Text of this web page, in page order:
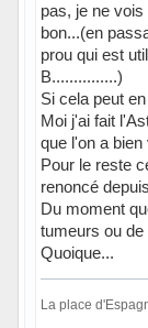
pas, je ne
bon...(en
prou qui est
B...............)
Si cela peut
Moi j'ai fait
que l'on a
Pour le reste
renoncé
Du moment
tumeurs ou de
Quoique...
La place